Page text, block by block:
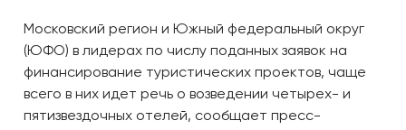
Московский регион и Южный федеральный округ
(ЮФО) в лидерах по числу поданных заявок на
финансирование туристических проектов, чаще
всего в них идет речь о возведении четырех- и
пятизвездочных отелей, сообщает пресс-